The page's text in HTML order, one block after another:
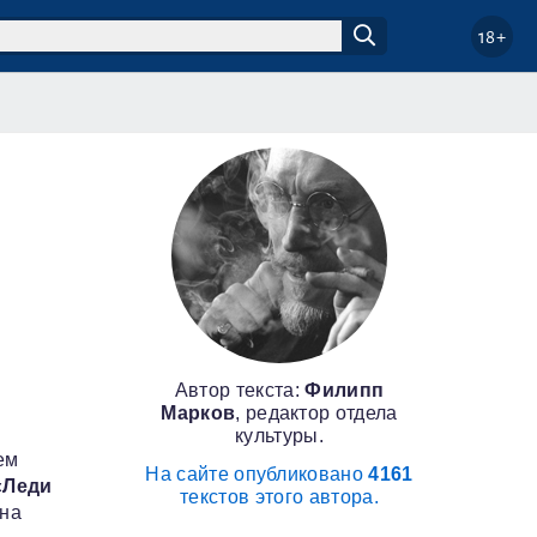
18+
Автор текста:Филипп
Марков, редактор отдела
культуры.
На сайте опубликовано4161
текстов этого автора.